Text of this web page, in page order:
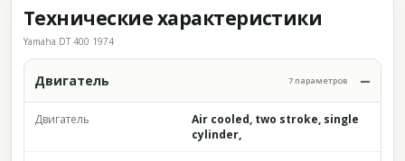
Технические характеристики
Yamaha DT 400 1974
Двигатель 7 параметров
Двигатель
Air cooled, two stroke, single
cylinder,